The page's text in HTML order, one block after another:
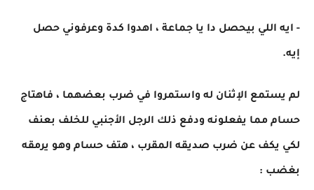
- ايه اللي بيحصل دا يا جماعة ، اهدوا كدة وعرفوني حصل
إيه.
لم يستمع الإثنان له واستمروا في ضرب بعضهما ، فاهتاج
حسام مما يفعلونه ودفع ذلك الرجل الأجنبي للخلف بعنف
لكي يكف عن ضرب صديقه المقرب ، هتف حسام وهو يرمقه
بغضب :